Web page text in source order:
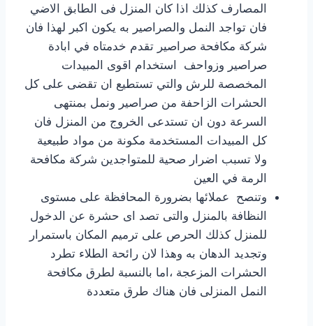
المصارف كذلك اذا كان المنزل فى الطابق الاضي
فان تواجد النمل والصراصير به يكون اكبر لهذا فان
شركة مكافحة صراصير تقدم خدمتاه في ابادة
صراصير وزواحف استخدام اقوى المبيدات
المخصصة للرش والتي تستطيع ان تقضى على كل
الحشرات الزاحفة من صراصير ونمل بمنتهى
السرعة دون ان تستدعى الخروج من المنزل فان
كل المبيدات المستخدمة مكونة من مواد طبيعية
ولا تسبب اضرار صحية للمتواجدين شركة مكافحة
الرمة في العين
وتنصح عملائها بضرورة المحافظة على مستوى
النظافة بالمنزل والتى تصد اى حشرة عن الدخول
للمنزل كذلك الحرص على ترميم المكان باستمرار
وتجديد الدهان به وهذا لان رائحة الطلاء تطرد
الحشرات المزعجة ،اما بالنسبة لطرق مكافحة
النمل المنزلى فان هناك طرق متعددة